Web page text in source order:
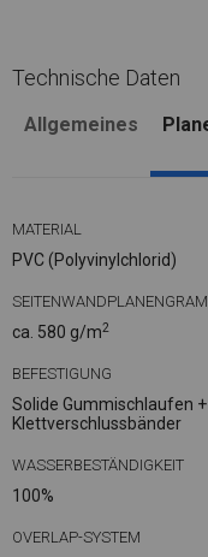
Technische Daten
Allgemeines
MATERIAL
PVC (Polyvinylchlorid)
ca. 580 g/m2
BEFESTIGUNG
Solide Gummischlaufen +
Klettverschlussbänder
WASSERBESTÄNDIGKEIT
100%
OVERLAP-SYSTEM